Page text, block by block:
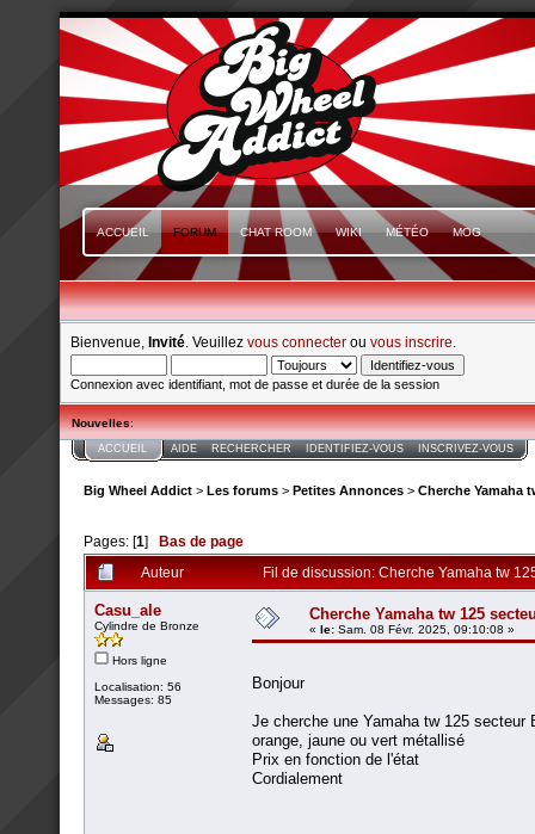
ACCUEIL FORUM CHAT ROOM WIKI MÉTÉO MOG
Bienvenue, Invité . Veuillez vous connecter ou vous inscrire
Connexion avec identifiant, mot de passe et durée de la session
Nouvelles:
ACCUEIL AIDE RECHERCHER IDENTIFIEZ-VOUS INSCRIVEZ-VOUS
Big Wheel Addict > Les forums > Petites Annonces > Cherche Yamaha
Pages: [1] Bas de page
Auteur
Fil de discussion: Cherche Yamaha tw
Casu_ale
Cylindre de Bronze
Hors ligne
Localisation: 56
Messages: 85
Cherche Yamaha tw 125
« le: Sam. 08 Févr. 2025, 09:10:08 »
Bonjour
Je cherche une Yamaha tw 125
orange, jaune ou vert métallisé
Prix en fonction de l'état
Cordialement